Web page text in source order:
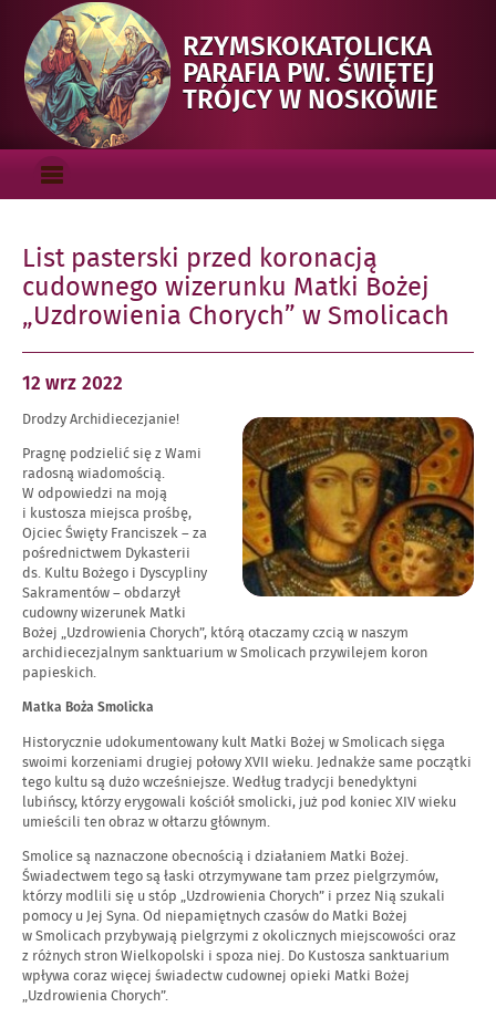
RZYMSKOKATOLICKA
PARAFIA PW. ŚWIĘTEJ
TRÓJCY W NOSKOWIE
Menu_gorne
OTWÓRZ
MENU
List pasterski przed koronacją
cudownego wizerunku Matki Bożej
„Uzdrowienia Chorych” w Smolicach
Opublikowano
dniu
12 wrz 2022
Powiększ
obraz
Drodzy Archidiecezjanie!
Pragnę podzielić się z Wami
radosną wiadomością.
W odpowiedzi na moją
i kustosza miejsca prośbę,
Ojciec Święty Franciszek – za
pośrednictwem Dykasterii
ds. Kultu Bożego i Dyscypliny
Sakramentów – obdarzył
cudowny wizerunek Matki
Bożej „Uzdrowienia Chorych”, którą otaczamy czcią w naszym
archidiecezjalnym sanktuarium w Smolicach przywilejem koron
papieskich.
Matka Boża Smolicka
Historycznie udokumentowany kult Matki Bożej w Smolicach sięga
swoimi korzeniami drugiej połowy XVII wieku. Jednakże same początki
tego kultu są dużo wcześniejsze. Według tradycji benedyktyni
lubińscy, którzy erygowali kościół smolicki, już pod koniec XIV wieku
umieścili ten obraz w ołtarzu głównym.
Smolice są naznaczone obecnością i działaniem Matki Bożej.
Świadectwem tego są łaski otrzymywane tam przez pielgrzymów,
którzy modlili się u stóp „Uzdrowienia Chorych” i przez Nią szukali
pomocy u Jej Syna. Od niepamiętnych czasów do Matki Bożej
w Smolicach przybywają pielgrzymi z okolicznych miejscowości oraz
z różnych stron Wielkopolski i spoza niej. Do Kustosza sanktuarium
wpływa coraz więcej świadectw cudownej opieki Matki Bożej
„Uzdrowienia Chorych”.